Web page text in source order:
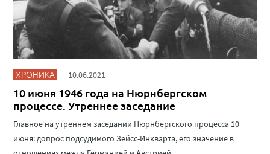
ХРОНИКА 10.06.2021
10 июня 1946 года на Нюрнбергском
процессе. Утреннее заседание
Главное на утреннем заседании Нюрнбергского процесса 10
июня: допрос подсудимого Зейсс-Инкварта, его значение в